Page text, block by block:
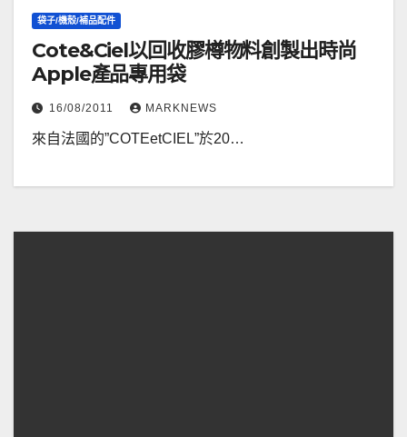
袋子/機殼/補品配件
Cote&Ciel以回收膠樽物料創製出時尚
Apple產品專用袋
16/08/2011 MARKNEWS
來自法國的”COTEetCIEL”於20…